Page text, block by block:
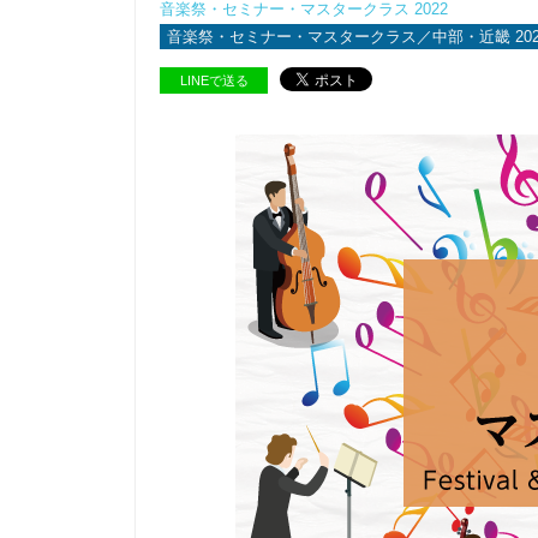
音楽祭・セミナー・マスタークラス 2022
音楽祭・セミナー・マスタークラス／中部・近畿
LINEで送る